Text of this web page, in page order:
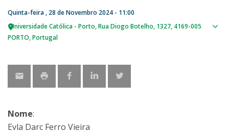
Quinta-feira , 28 de Novembro 2024 - 11:00
Universidade Católica - Porto Rua Diogo Botelho, 1327 4169-005
PORTO Portugal
Nome:
Evla Darc Ferro Vieira